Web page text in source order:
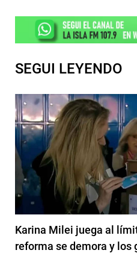
SEGUI LEYENDO
Karina Milei juega al
reforma se demora y los